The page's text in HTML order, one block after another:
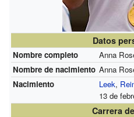
Datos
Nombre completo
Anna
Nombre de nacimiento Anna
Nacimiento
Leek,
13 de
Carrera